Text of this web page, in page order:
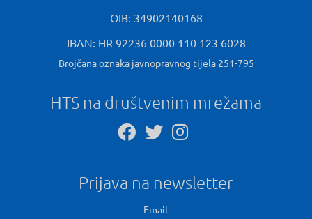
OIB: 34902140168
IBAN: HR 92236 0000 110 123 6028
Brojčana oznaka javnopravnog tijela 251-795
HTS na društvenim mrežama
Prijava na newsletter
Email